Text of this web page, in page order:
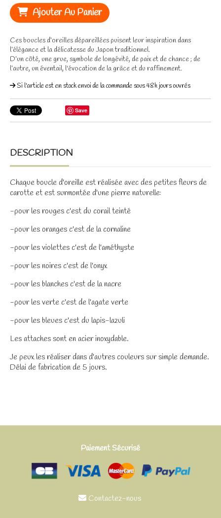
Ajouter Au Panier
Ces boucles d’oreilles dépareillées puisent leur inspiration dans
l’élégance et la délicatesse du Japon traditionnel.
D’un côté, une grue, symbole de longévité, de paix et de chance ; de
l’autre, un éventail, l'évocation de la grâce et du raffinement.
Si l'article est en stock envoi de la commande sous 48h jours ouvrés
Save
DESCRIPTION
Chaque boucle d'oreille est réalisée avec des petites fleurs de
carotte et est surmontée d'une pierre naturelle:
-pour les rouges c'est du corail teinté
-pour les oranges c'est de la cornaline
-pour les violettes c'est de l'améthyste
-pour les noires c'est de l'onyx
-pour les blanches c'est de la nacre
-pour les verte c'est de l'agate verte
-pour les bleues c'est du lapis-lazuli
Les attaches sont en acier inoxydable.
Je peux les réaliser dans d'autres couleurs sur simple demande.
Délai de fabrication de 5 jours.
Paiement Sécurisé
Contactez-nous